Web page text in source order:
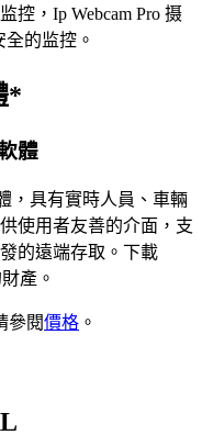
控，Ip Webcam Pro 摄
的监控。
*
體
，具有實時人員、車輛
使用者友善的介面，支
的遠端存取。下載
產。
參閱價格 。